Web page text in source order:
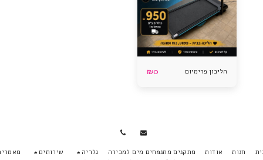
הליכון פרימיום ₪
חנות אודות מתקנים מתנפחים מים למכירה גלריה שירותים
מאמרים